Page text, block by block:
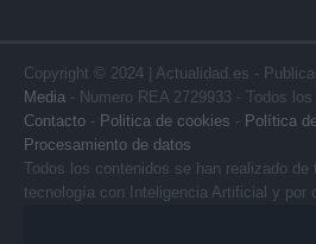
Copyright © 2024 | Actualidad.es -
Media - Numero REA 2729933 - Todos
Contacto - Politica de cookies - Política
Procesamiento de datos
Todos los contenidos se han realizado de
tecnología con Inteligencia Artificial y por